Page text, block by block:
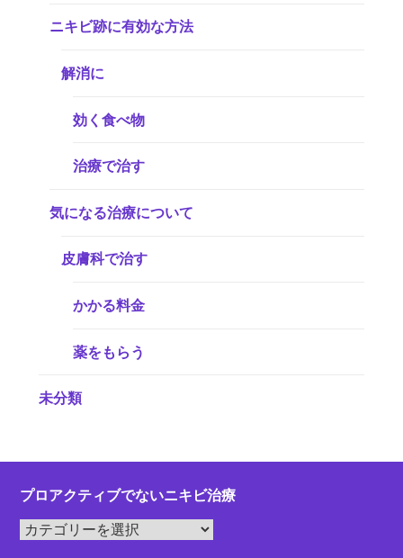
ニキビ跡に有効な方法
解消に
効く食べ物
治療で治す
気になる治療について
皮膚科で治す
かかる料金
薬をもらう
未分類
プロアクティブでないニキビ治療
プ